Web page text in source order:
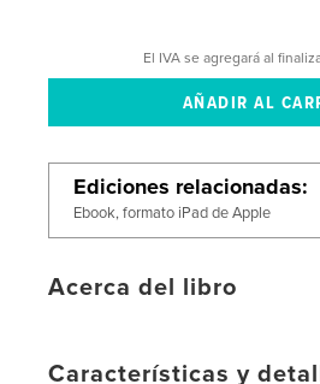
El IVA se agregará al
Ediciones relacionadas
Ebook, formato iPad de Apple
Acerca del libro
Características y